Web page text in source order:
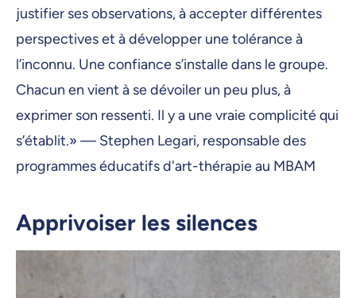
justifier ses observations, à accepter différentes
perspectives et à développer une tolérance à
l’inconnu. Une confiance s’installe dans le groupe.
Chacun en vient à se dévoiler un peu plus, à
exprimer son ressenti. Il y a une vraie complicité qui
s’établit.» — Stephen Legari, responsable des
programmes éducatifs d'art-thérapie au MBAM
Apprivoiser les silences